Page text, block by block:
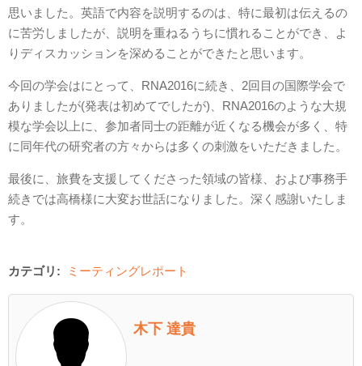
思いました。英語で内容を説明するのは、特に最初は伝えるの
に苦労しましたが、説明を重ねるうちに慣れることができ、よ
りディスカッションを深めることができたと思います。
今回の学会はにとって、RNA2016に続き、2回目の国際学会で
ありましたが(発表は初めてでしたが)、RNA2016のような大規
模な学会以上に、参加者同士の距離が近くなる機会が多く、特
に同年代の研究者の方々からは多くの刺激をいただきました。
最後に、旅費を支援してくださった領域の皆様、および事務手
続きでは高橋様に大変お世話になりました。深く感謝いたしま
す。
カテゴリ: ミーティングレポート
木下 達貴